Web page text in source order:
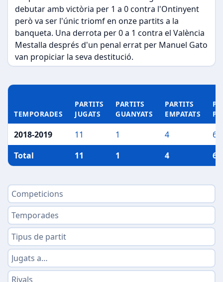
debutar amb victòria per 1 a 0 contra l'Ontinyent
però va ser l'únic triomf en onze partits a la
banqueta. Una derrota per 0 a 1 contra el València
Mestalla després d'un penal errat per Manuel Gato
van propiciar la seva destitució.
TEMPORADES
PARTITS
JUGATS
PARTITS
GUANYATS
PARTITS
EMPATATS
2018-2019 11 1 4
6
Total
11 1 4 6